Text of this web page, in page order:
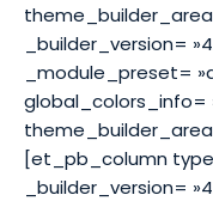
_builder_version=
_module_preset=
global_colors_info=
[et_pb_column
_builder_version=